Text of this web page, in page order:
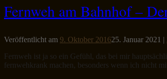
Fernweh am Bahnhof –
Veröffentlicht am 9. Oktober 201625. Januar 2021 |
Fernweh ist ja so ein Gefühl, das bei mir
fernwehkrank machen, besonders wenn ich nicht